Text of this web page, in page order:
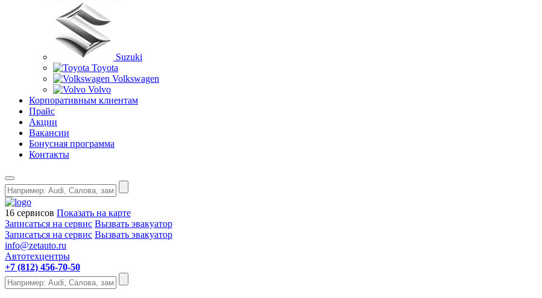
Suzuki
Toyota
Volkswagen
Volvo
Корпоративным клиентам
Прайс
Акции
Вакансии
Бонусная программа
Контакты
16 сервисов Показать на карте
Записаться на сервис Вызвать эвакуатор
Записаться на сервис Вызвать эвакуатор
info@zetauto.ru
Автотехцентры
+7 (812) 456-70-50